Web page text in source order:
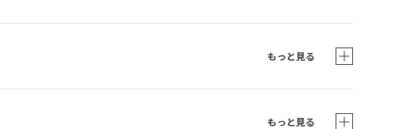
もっと見る
もっと見る